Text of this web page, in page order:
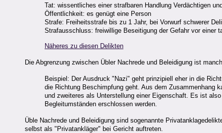
Tat: wissentliches einer strafbaren Handlung Verdächtigen
Öffentlichkeit: es genügt eine Person
Strafe: Freiheitsstrafe bis zu 1 Jahr, bei Vorwurf schwerer
Strafausschluss: freiwillige Beseitigung der Gefahr vor einer
Näheres zu diesen Delikten
Die Abgrenzung zwischen Übler Nachrede und Beleidigung ist
Beispiel: Der Ausdruck "Nazi" geht prinzipiell eher in die
die Richtung Beschimpfung geht. Aus dem Zusammenhang
und zweiteres als Unterstellung einer Eigenschaft. Es ist
Begleitumständen erschlossen werden.
Üble Nachrede und Beleidigung sind sogenannte
selbst als "Privatankläger" bei Gericht auftreten.